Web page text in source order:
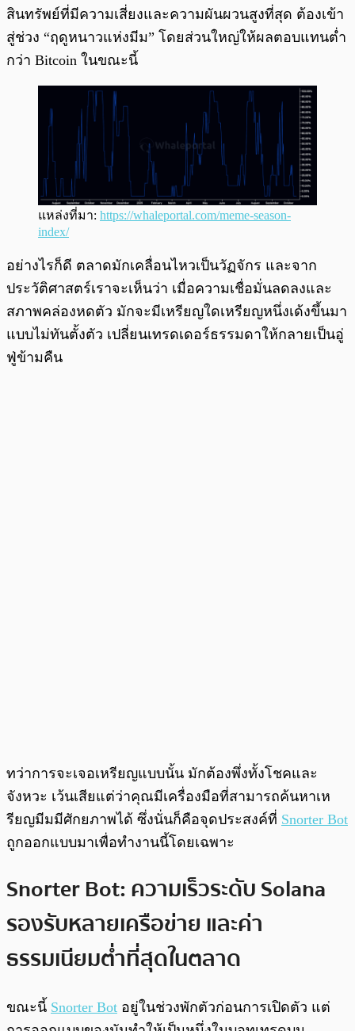
สินทรัพย์ที่มีความเสี่ยงและความผันผวนสูงที่สุด ต้องเข้า
สู่ช่วง “ฤดูหนาวแห่งมีม” โดยส่วนใหญ่ให้ผลตอบแทนต่ำ
กว่า Bitcoin ในขณะนี้
แหล่งที่มา: https://whaleportal.com/meme-season-
index/
อย่างไรก็ดี ตลาดมักเคลื่อนไหวเป็นวัฏจักร และจาก
ประวัติศาสตร์เราจะเห็นว่า เมื่อความเชื่อมั่นลดลงและ
สภาพคล่องหดตัว มักจะมีเหรียญใดเหรียญหนึ่งเด้งขึ้นมา
แบบไม่ทันตั้งตัว เปลี่ยนเทรดเดอร์ธรรมดาให้กลายเป็นอู่
ฟู่ข้ามคืน
ทว่าการจะเจอเหรียญแบบนั้น มักต้องพึ่งทั้งโชคและ
จังหวะ เว้นเสียแต่ว่าคุณมีเครื่องมือที่สามารถค้นหาเห
รียญมีมมีศักยภาพได้ ซึ่งนั่นก็คือจุดประสงค์ที่ Snorter Bot
ถูกออกแบบมาเพื่อทำงานนี้โดยเฉพาะ
Snorter Bot: ความเร็วระดับ Solana
รองรับหลายเครือข่าย และค่า
ธรรมเนียมต่ำที่สุดในตลาด
ขณะนี้ Snorter Bot อยู่ในช่วงพักตัวก่อนการเปิดตัว แต่